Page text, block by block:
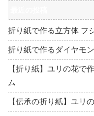
折り紙で作る立方体 フ
折り紙で作るダイヤモ
【折り紙】ユリの花で
ム
【伝承の折り紙】ユリ